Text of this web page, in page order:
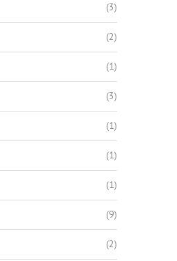
(3)
(2)
(1)
(3)
(1)
(1)
(1)
(9)
(2)